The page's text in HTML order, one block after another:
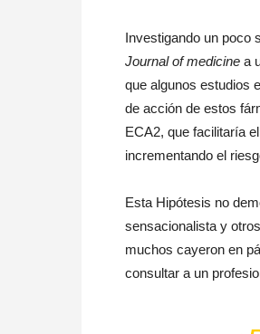
Investigando un poco
Journal of medicine a
que algunos estudios
de acción de estos
ECA2, que facilitaría
incrementando el
Esta Hipótesis no
sensacionalista y
muchos cayeron en
consultar a un